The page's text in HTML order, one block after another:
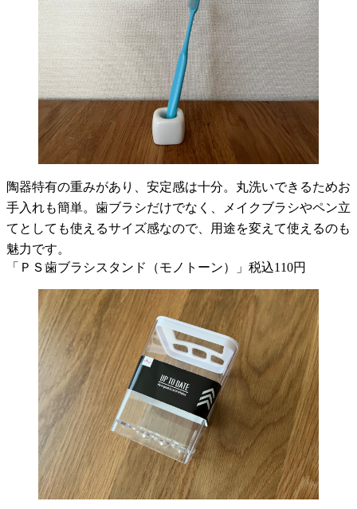
陶器特有の重みがあり、安定感は十分。丸洗いできるためお
手入れも簡単。歯ブラシだけでなく、メイクブラシやペン立
てとしても使えるサイズ感なので、用途を変えて使えるのも
魅力です。
「ＰＳ歯ブラシスタンド（モノトーン）」税込110円